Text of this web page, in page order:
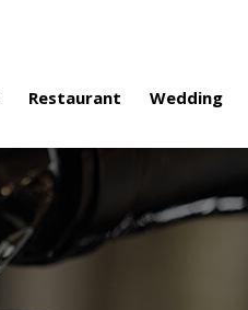
Restaurant Wedding